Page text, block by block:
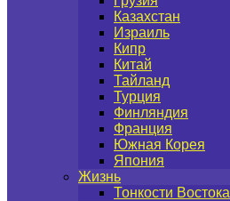
Казахстан
Израиль
Кипр
Китай
Тайланд
Турция
Финляндия
Франция
Южная Корея
Япония
Жизнь
Тонкости Востока